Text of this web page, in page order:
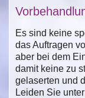
Es sind keine
das Auftragen
aber bei dem
damit keine zu
gelaserten und
Leiden Sie